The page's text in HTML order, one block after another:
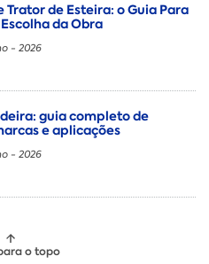
Trator de Esteira: o Guia Para
da Obra
- 2026
guia completo de
e aplicações
- 2026
o topo